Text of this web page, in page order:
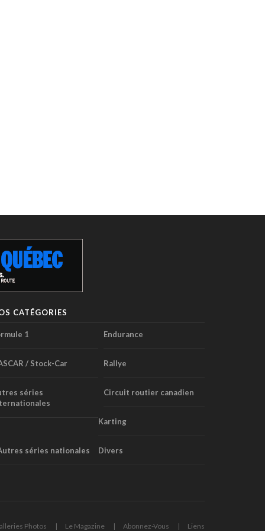
CATÉGORIES
1 Endurance
/ Stock-Car Rallye
séries
Circuit routier canadien
Karting
séries nationales Divers
Photos Le Magazine Abonnez-Vous Liens